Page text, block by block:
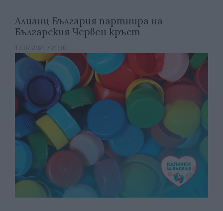
Алианц България партнира на
Българския Червен кръст
17.07.2021 / 21:30